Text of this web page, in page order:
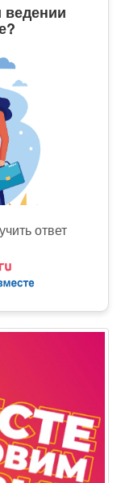
ведении
ответ